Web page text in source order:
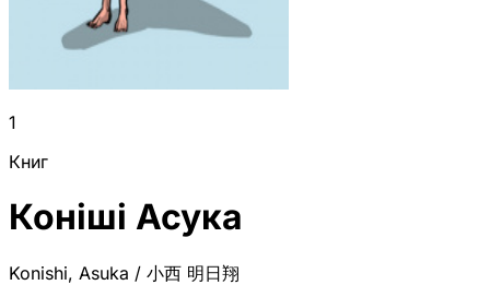
1
Книг
Коніші Асука
Konishi, Asuka / 小西 明日翔